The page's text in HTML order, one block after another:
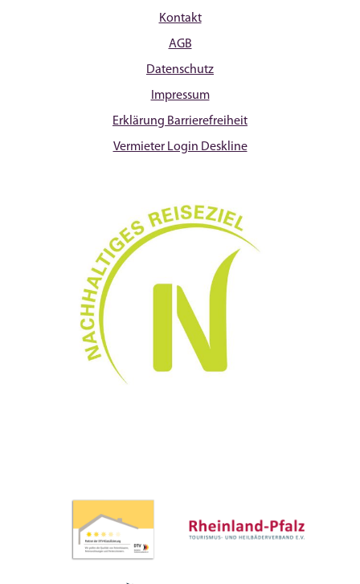
Kontakt
AGB
Datenschutz
Impressum
Erklärung Barrierefreiheit
Vermieter Login Deskline